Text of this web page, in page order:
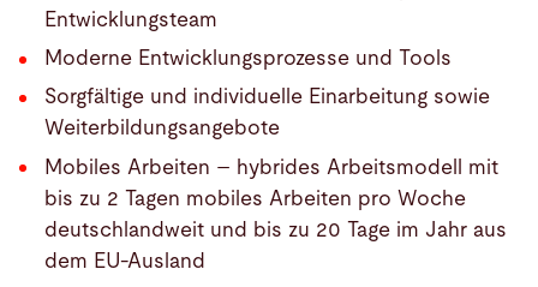
Entwicklungsteam
Moderne Entwicklungsprozesse und Tools
Sorgfältige und individuelle Einarbeitung sowie
Weiterbildungsangebote
Mobiles Arbeiten – hybrides Arbeitsmodell mit
bis zu 2 Tagen mobiles Arbeiten pro Woche
deutschlandweit und bis zu 20 Tage im Jahr aus
dem EU-Ausland